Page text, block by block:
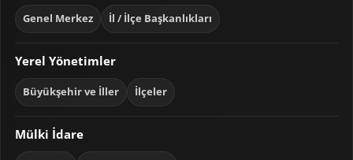
Genel Merkez İl / İlçe Başkanlıkları
Yerel Yönetimler
Büyükşehir ve İller İlçeler
Mülki İdare